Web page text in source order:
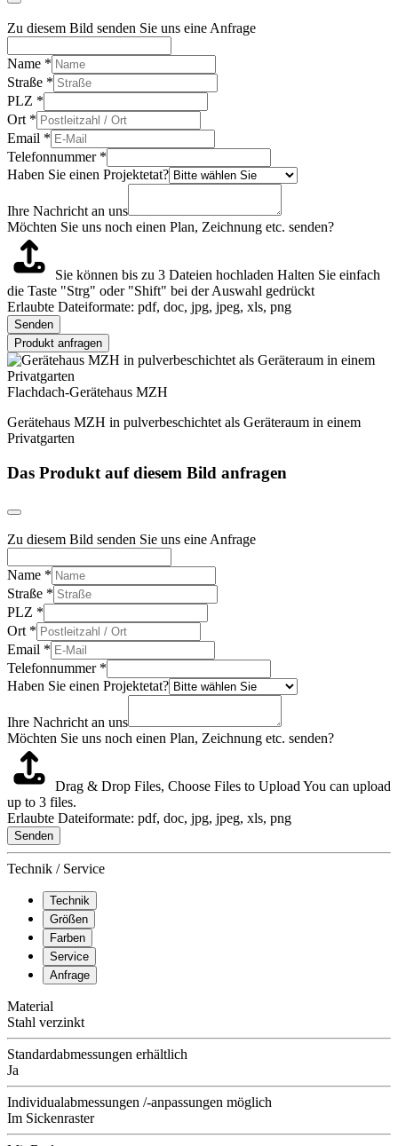
Zu diesem Bild senden Sie uns eine Anfrage
Name *
Straße *
PLZ *
Ort *
Email *
Telefonnummer *
Haben Sie einen Projektetat?
Ihre Nachricht an uns
Möchten Sie uns noch einen Plan, Zeichnung etc. senden?
Sie können bis zu 3 Dateien hochladen Halten Sie einfach
die Taste "Strg" oder "Shift" bei der Auswahl gedrückt
Erlaubte Dateiformate: pdf, doc, jpg, jpeg, xls, png
Senden
Produkt anfragen
Flachdach-Gerätehaus MZH
Gerätehaus MZH in pulverbeschichtet als Geräteraum in einem
Privatgarten
Das Produkt auf diesem Bild anfragen
Zu diesem Bild senden Sie uns eine Anfrage
Name *
Straße *
PLZ *
Ort *
Email *
Telefonnummer *
Haben Sie einen Projektetat?
Ihre Nachricht an uns
Möchten Sie uns noch einen Plan, Zeichnung etc. senden?
Drag & Drop Files, Choose Files to Upload You can upload
up to 3 files.
Erlaubte Dateiformate: pdf, doc, jpg, jpeg, xls, png
Senden
Technik / Service
Technik
Größen
Farben
Service
Anfrage
Material
Stahl verzinkt
Standardabmessungen erhältlich
Ja
Individualabmessungen /-anpassungen möglich
Im Sickenraster